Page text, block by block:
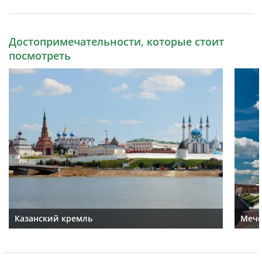
Достопримечательности, которые стоит
посмотреть
Казанский кремль